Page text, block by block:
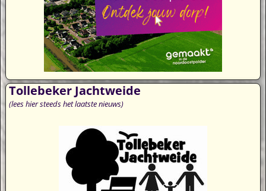
Tollebeker Jachtweide
(lees hier steeds het laatste nieuws)